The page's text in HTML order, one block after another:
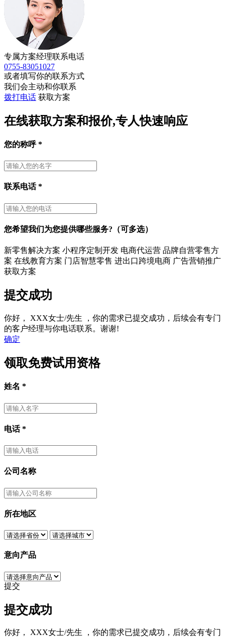
专属方案经理联系电话
0755-83051027
或者填写你的联系方式
我们会主动和你联系
拨打电话 获取方案
在线获取方案和报价,专人快速响应
您的称呼*
联系电话*
您希望我们为您提供哪些服务?（可多选）
新零售解决方案 小程序定制开发 电商代运营 品牌自营零售方
案 在线教育方案 门店智慧零售 进出口跨境电商 广告营销推广
获取方案
提交成功
你好， XXX女士/先生
，你的需求已提交成功，后续会有专门
的客户经理与你电话联系。谢谢!
确定
领取免费试用资格
姓名 *
电话*
公司名称
所在地区
意向产品
提交
提交成功
你好， XXX女士/先生 ，你的需求已提交成功，后续会有专门